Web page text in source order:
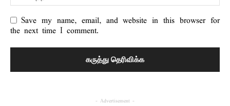
Save my name, email, and website in this browser for
the next time I comment.
- Advertisement -